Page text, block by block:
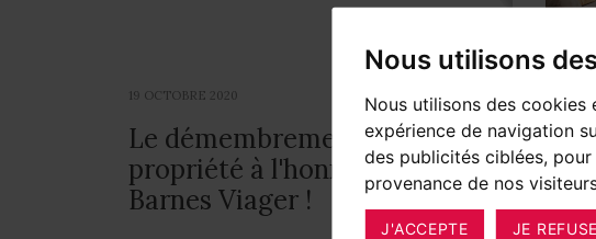
Nous utilisons
Nous utilisons des
expérience de navigation
des publicités ciblées,
provenance de nos
J'ACCEPTE JE REFUSE
19 OCTOBRE 2020
Le démembrement de
propriété à l'honneur avec
Barnes Viager !
11 JUIN